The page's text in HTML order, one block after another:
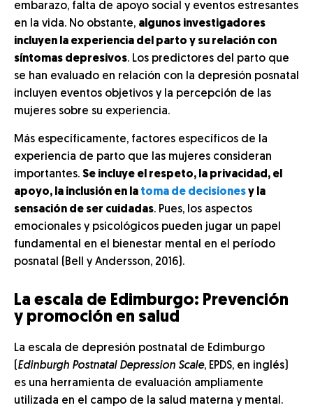
embarazo, falta de apoyo social y eventos estresantes
en la vida. No obstante, algunos investigadores
incluyen la experiencia del parto y su relación con
síntomas depresivos. Los predictores del parto que
se han evaluado en relación con la depresión posnatal
incluyen eventos objetivos y la percepción de las
mujeres sobre su experiencia.
Más específicamente, factores específicos de la
experiencia de parto que las mujeres consideran
importantes. Se incluye el respeto, la privacidad, el
apoyo, la inclusión en la toma de decisionesy la
sensación de ser cuidadas. Pues, los aspectos
emocionales y psicológicos pueden jugar un papel
fundamental en el bienestar mental en el período
posnatal (Bell y Andersson, 2016).
La escala de Edimburgo: Prevención
y promoción en salud
La escala de depresión postnatal de Edimburgo
(Edinburgh Postnatal Depression Scale, EPDS, en inglés)
es una herramienta de evaluación ampliamente
utilizada en el campo de la salud materna y mental.